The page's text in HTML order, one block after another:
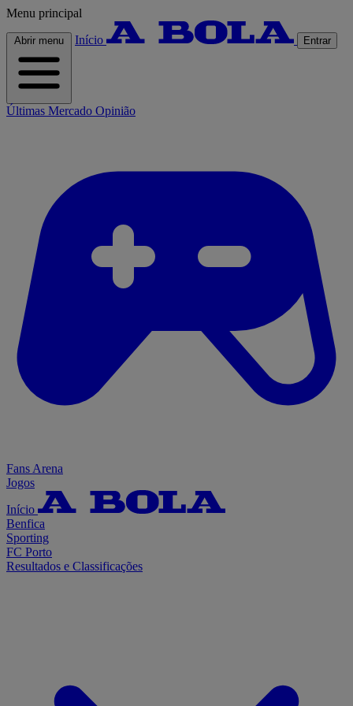
Menu principal
Abrir menu Início Entrar
Últimas Mercado Opinião
Fans Arena
Jogos
Início
Benfica
Sporting
FC Porto
Resultados e Classificações